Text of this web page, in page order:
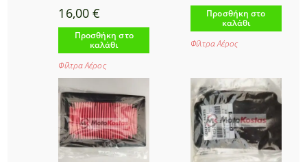
16,00€
Προσθήκη στο
καλάθι
Φίλτρα Αέρος
Προσθήκη στο
καλάθι
Φίλτρα Αέρος